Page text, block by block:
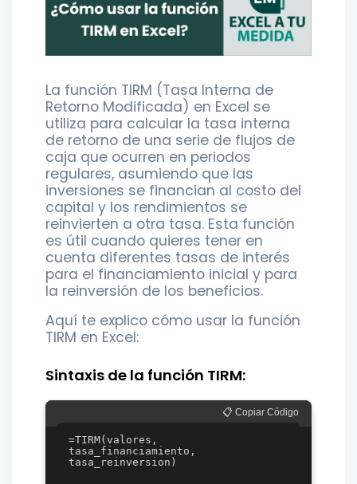
La función TIRM (Tasa Interna de
Retorno Modificada) en Excel se
utiliza para calcular la tasa interna
de retorno de una serie de flujos de
caja que ocurren en periodos
regulares, asumiendo que las
inversiones se financian al costo del
capital y los rendimientos se
reinvierten a otra tasa. Esta función
es útil cuando quieres tener en
cuenta diferentes tasas de interés
para el financiamiento inicial y para
la reinversión de los beneficios.
Aquí te explico cómo usar la función
TIRM en Excel:
Sintaxis de la función TIRM:
📋 Copiar Código
=TIRM(valores,
tasa_financiamiento,